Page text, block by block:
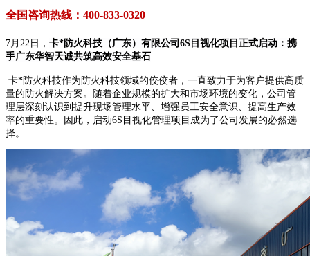
全国咨询热线：400-833-0320
7月22日， 卡*防火科技（广东）有限公司6S目视化项目正式启动：携
手广东华智天诚共筑高效安全基石
卡*防火科技作为防火科技领域的佼佼者，一直致力于为客户提供高质
量的防火解决方案。随着企业规模的扩大和市场环境的变化，公司管
理层深刻认识到提升现场管理水平、增强员工安全意识、提高生产效
率的重要性。因此，启动6S目视化管理项目成为了公司发展的必然选
择。